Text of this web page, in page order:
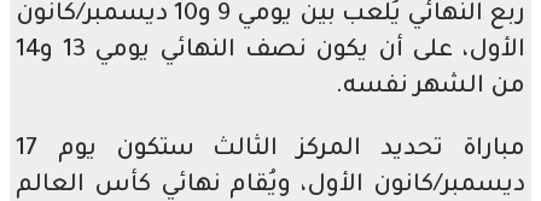
ربع النهائي يُلعب بين يومي 9 و10 ديسمبر/كانون
الأول، على أن يكون نصف النهائي يومي 13 و14
الشهر نفسه.
مباراة تحديد المركز الثالث ستكون يوم 17
كانون الأول، ويُقام نهائي كأس العالم